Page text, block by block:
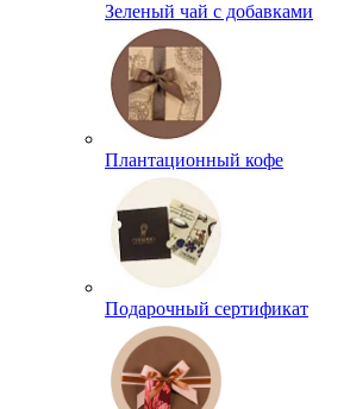
Зеленый чай с добавками
Плантационный кофе
Подарочный сертификат